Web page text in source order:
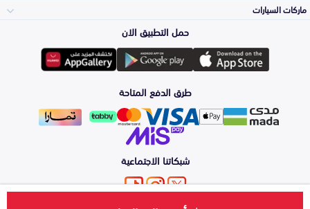
المكائن، القيرات
وملحقاتها
الشمعات
والاصطبات (الاضاءة)
الفرامل والأقمشة
لوازم الرحلات
اكسسوارات العناية
الزيوت و السوائل
الأكثر مبيعاً
التلميع والعناية
حماية مقدمة السيارة
ماركات السيارات
تويوتا
هيونداي
كيا
حمل التطبيق الان
طرق الدفع المتاحة
شبكاتنا الاجتماعية